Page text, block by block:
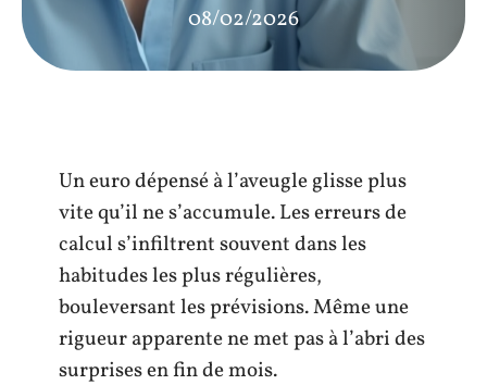
08/02/2026
Un euro dépensé à l’aveugle glisse plus
vite qu’il ne s’accumule. Les erreurs de
calcul s’infiltrent souvent dans les
habitudes les plus régulières,
bouleversant les prévisions. Même une
rigueur apparente ne met pas à l’abri des
surprises en fin de mois.